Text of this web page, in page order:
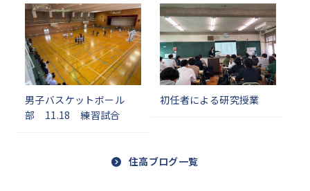
男子バスケットボール
部 11.18 練習試合
初任者による研究授業
住高ブログ一覧